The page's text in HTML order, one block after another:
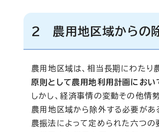
2 農用地区域からの
農用地区域は、相当長期にわたり
原則として農用地利用計画におい
しかし、経済事情の変動その他情
農用地区域から除外する必要があ
農振法によって定められた六つの